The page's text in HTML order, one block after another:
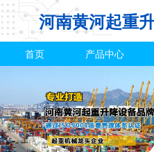
河南黄河起重
首页 产品中心